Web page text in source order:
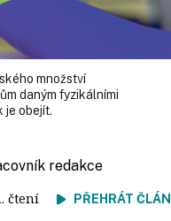
množství
daným fyzikálními
je obejít.
redakce
čtení PŘEHRÁT